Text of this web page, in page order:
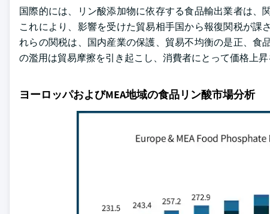
国際的には、リン酸添加物に依存する食品輸出業者は、
これにより、影響を受けた貿易相手国から報復関税が
れらの関税は、国内産業の保護、貿易不均衡の是正、
の濫用は貿易摩擦を引き起こし、消費者にとって価格上昇
ヨーロッパおよびMEA地域の食品リン酸市場分析